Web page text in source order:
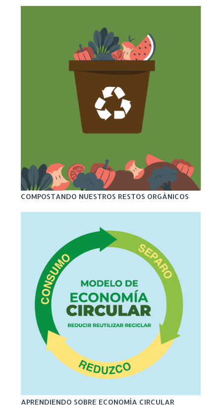
COMPOSTANDO NUESTROS RESTOS ORGÁNICOS
APRENDIENDO SOBRE ECONOMÍA CIRCULAR